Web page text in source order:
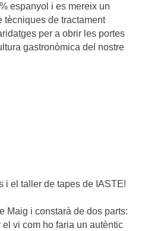
espanyol i es mereix un
tècniques de tractament
per a obrir les portes
gastronòmica del nostre
i el taller de tapes de IASTE!
Maig i constarà de dos parts:
vi com ho faria un autèntic